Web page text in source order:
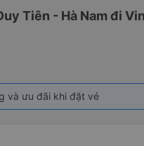
Tiên - Hà Nam đi
và ưu đãi khi đặt vé